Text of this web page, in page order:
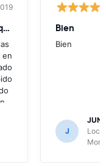
Fenomenal. Aunque me parece que
en
Bien
Bien
J
JUNE